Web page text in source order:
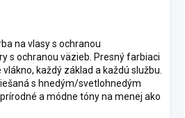
na vlasy s ochranou
s ochranou väzieb. Presný farbiaci
každý základ a každú službu.
s hnedým/svetlohnedým
a módne tóny na menej ako